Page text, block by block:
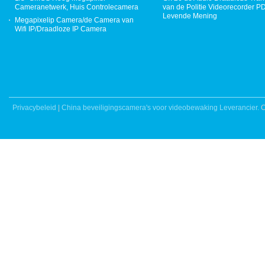
Cameranetwerk, Huis Controlecamera
Megapixelip Camera/de Camera van
Wifi IP/Draadloze IP Camera
van de Politie Videorecorder
Levende Mening
Privacybeleid China beveiligingscamera's voor videobewaking Leverancier.